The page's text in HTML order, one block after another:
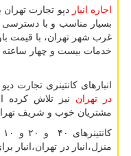
اجاره انبار دپو تجارت
بسیار مناسب و با
غرب شهر تهران، با قیمت
خدمات بیست و چهار
انبارهای کانتینری تجارت
در تهران نیز تلاش
مشتریان خوب و شریف
کانتینرهای ۴۰ و ۲۰ و ۱۰ فوت جهت
منزل،انبار در تهران،انبار